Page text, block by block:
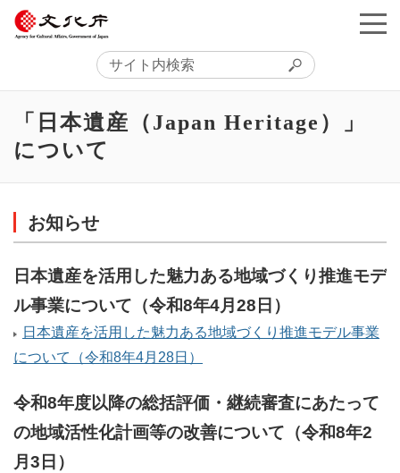
「日本遺産（Japan Heritage）」
について
お知らせ
日本遺産を活用した魅力ある地域づくり推進モデ
ル事業について（令和8年4月28日）
日本遺産を活用した魅力ある地域づくり推進モデル事業
について（令和8年4月28日）
令和8年度以降の総括評価・継続審査にあたって
の地域活性化計画等の改善について（令和8年2
月3日）